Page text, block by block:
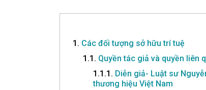
1. Các đối tượng sở hữu trí tuệ
1.1. Quyền tác giả và quyền liên
1.1.1. Diễn giả- Luật sư
thương hiệu Việt Nam